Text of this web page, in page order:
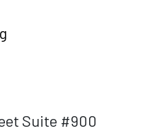
Suite #900